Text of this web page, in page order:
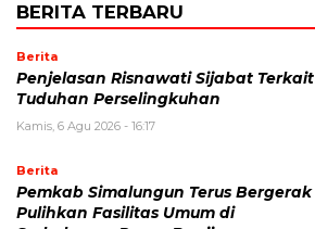
BERITA TERBARU
Berita
Penjelasan Risnawati Sijabat Terkait
Tuduhan Perselingkuhan
Kamis, 6 Agu 2026 - 16:17
Berita
Pemkab Simalungun Terus Bergerak
Pulihkan Fasilitas Umum di